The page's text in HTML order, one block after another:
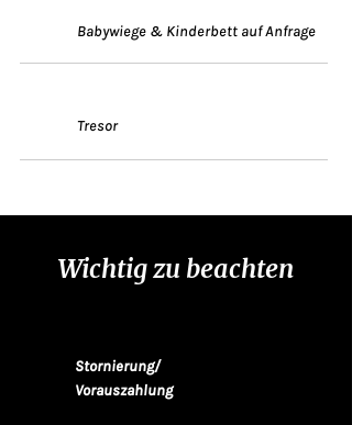
Babywiege & Kinderbett auf Anfrage
Tresor
Wichtig zu beachten
Stornierung/
Vorauszahlung